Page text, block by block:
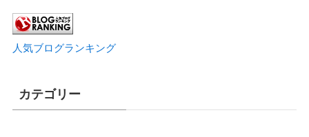
人気ブログランキング
カテゴリー